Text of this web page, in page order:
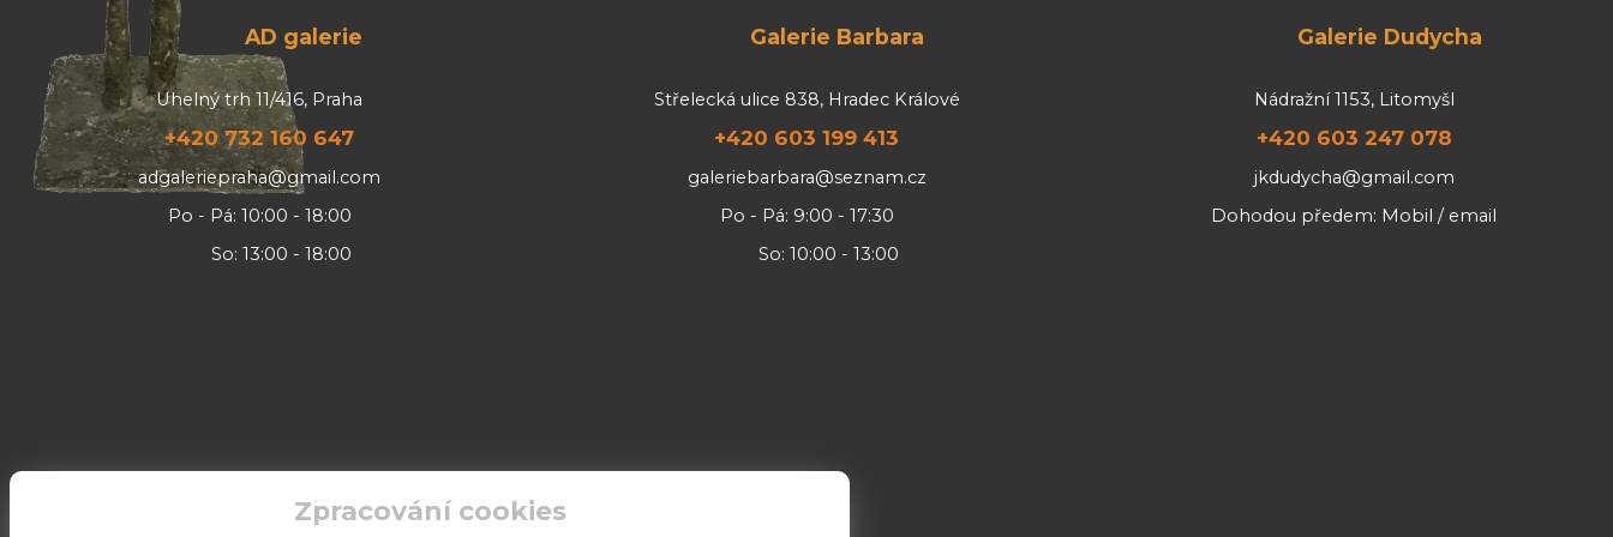
AD galerie
Uhelný trh 11/416, Praha
+420 732 160 647
adgaleriepraha@gmail.com
Po - Pá: 10:00 - 18:00
So: 13:00 - 18:00
Galerie Barbara
Střelecká ulice 838, Hradec Králové
+420 603 199 413
galeriebarbara@seznam.cz
Po - Pá: 9:00 - 17:30
So: 10:00 - 13:00
Galerie Dudycha
Nádražní 1153, Litomyšl
+420 603 247 078
jkdudycha@gmail.com
Dohodou předem: Mobil / email
Zpracování cookies